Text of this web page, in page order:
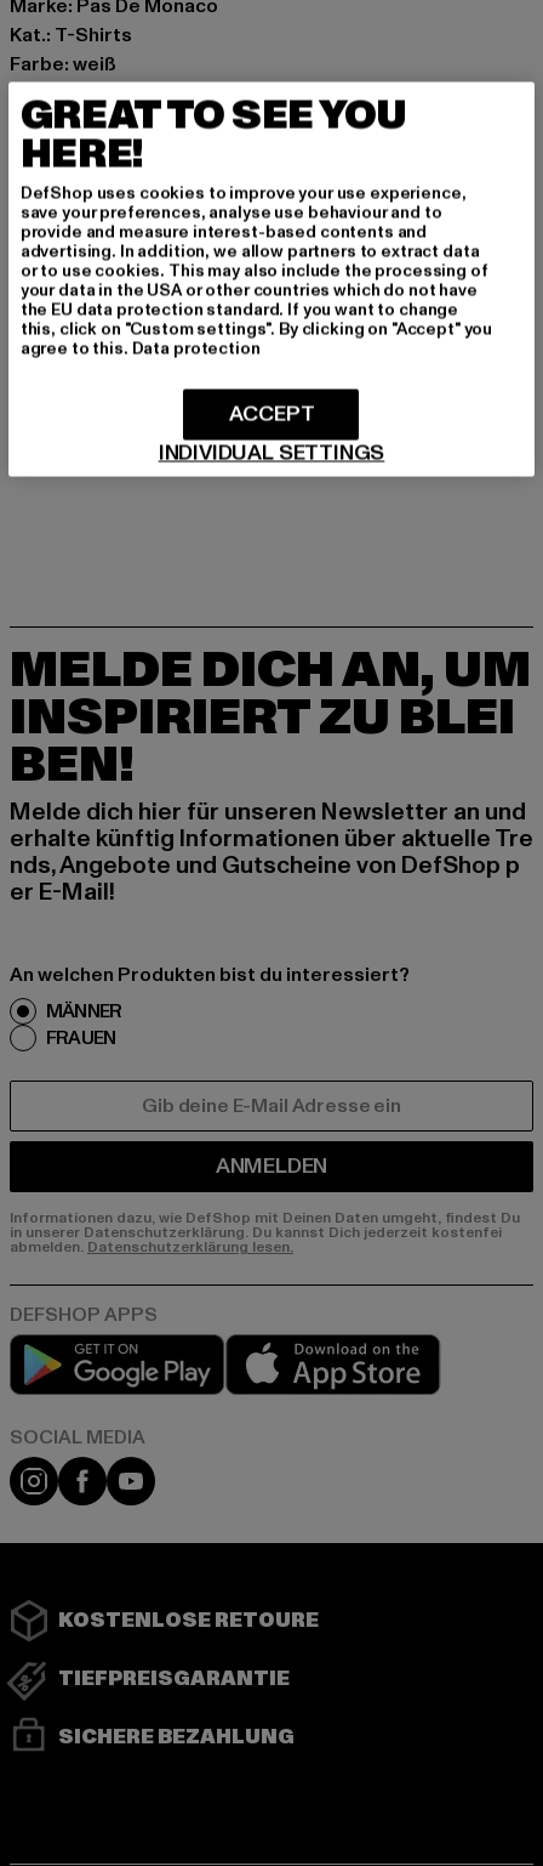
Marke: Pas De Monaco
Kat.: T-Shirts
Farbe: weiß
Hersteller Farbe: off white
Materialzusammensetzung: 100% Baumwolle
Art.Nr: 0009003-04359
Hersteller: Zabou House |Krishna@zabou.co.uk
Shelley Road, Ashton-on-Ribble | PR2 2ZH Lancashire |
GB
GRÖSSE & PASSFORM
LIEFERUNG & RÜCKGABE
MELDE DICH AN, UM
INSPIRIERT ZU BLEI
BEN!
Melde dich hier für unseren Newsletter an und
erhalte künftig Informationen über aktuelle Tre
nds, Angebote und Gutscheine von DefShop p
er E-Mail!
An welchen Produkten bist du interessiert?
MÄNNER
FRAUEN
ANMELDEN
Informationen dazu, wie DefShop mit Deinen Daten umgeht, findest Du
in unserer Datenschutzerklärung. Du kannst Dich jederzeit kostenfei
abmelden. Datenschutzerklärung lesen.
Play market
Instagram
FacebookYouTube
KOSTENLOSE RETOURE
TIEFPREISGARANTIE
SICHERE BEZAHLUNG
GREAT TO SEE YOU
HERE!
DefShop uses cookies to improve your use experience,
save your preferences, analyse use behaviour and to
provide and measure interest-based contents and
advertising. In addition, we allow partners to extract data
or to use cookies. This may also include the processing of
your data in the USA or other countries which do not have
the EU data protection standard. If you want to change
this, click on "Custom settings". By clicking on "Accept" you
agree to this. Data protection
INDIVIDUAL SETTINGS
ACCEPT